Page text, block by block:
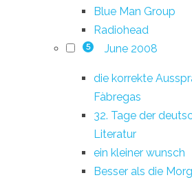
Blue Man Group
Radiohead
5 June 2008
die korrekte
Fàbregas
32. Tage der
Literatur
ein kleiner wunsch
Besser als die